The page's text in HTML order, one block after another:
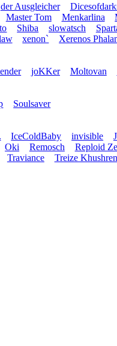
der Ausgleicher
Master Tom Menkarlina
Shiba slowatsch
xenon` Xerenos
joKKer Moltovan
Soulsaver
IceColdBaby invisible
Oki Remosch Reploid
Traviance Treize